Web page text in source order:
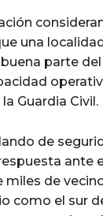
una
parte del
Guardia Civil.
de
ante
de
como el sur